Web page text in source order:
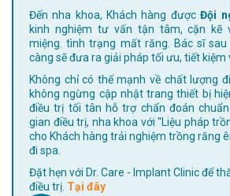
Đến nha khoa, Khách hàng đượcĐội
kinh nghiệm tư vấn tận tâm, cặn kẽ
miệng. tình trạng mất răng. Bác sĩ
càng sẽ đưa ra giải pháp tối ưu, tiết kiệm
Không chỉ có thế mạnh về chất lượng điều trị, Dr. Care còn
không ngừng cập nhật trang thiết bị
điều trị tối tân hỗ trợ chẩn đoán
gian điều trị, nha khoa với "Liệu pháp
cho Khách hàng trải nghiệm trồng răng
đi spa.
Đặt hẹn với Dr. Care - Implant Clinic để thăm khám, tư vấn và
điều trị. Tại đây